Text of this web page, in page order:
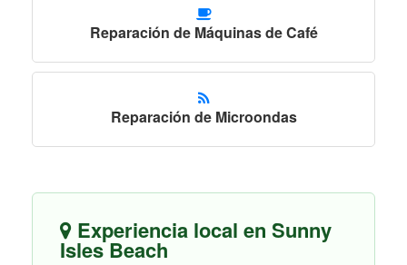
Reparación de Máquinas de Café
Reparación de Microondas
Experiencia local en Sunny
Isles Beach